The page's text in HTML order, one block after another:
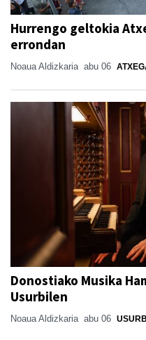
Hurrengo geltokia
errondan
Noaua Aldizkaria abu 06
Donostiako Musika
Usurbilen
Noaua Aldizkaria abu 06